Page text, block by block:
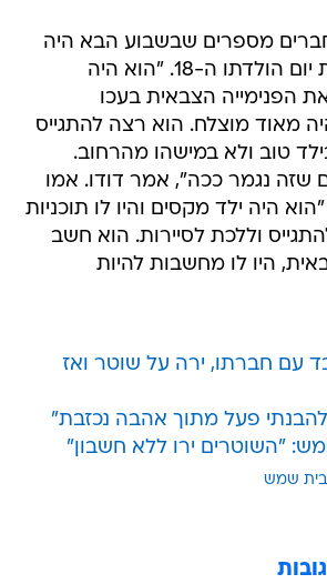
מספרים שבשבוע הבא היה
אמור רז לחגוג את יום הולדתו ה-18. "הוא היה
את הפנימייה הצבאית בעכו
מאוד מוצלח. הוא רצה להתגייס
טוב ולא במישהו מהרחוב.
שזה נגמר ככה", אמר דודו. אמו
היה ילד מקסים והיו לו תוכניות
וללכת לסיירות. הוא חשב
היו לו מחשבות להיות
עם חברתו, ירה על שוטר ואז
להבנתי פעל מתוך אהבה נכזבת"
"השוטרים ירו ללא חשבון"
בית שמש